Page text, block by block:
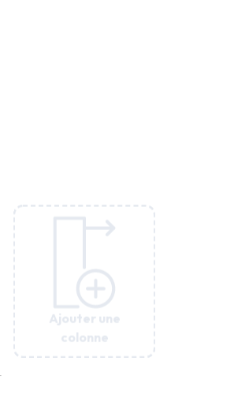
Ajouter une
colonne
Ajouter une
colonne
Ajouter une
colonne
Ajouter une
colonne
Ajouter une
colonne